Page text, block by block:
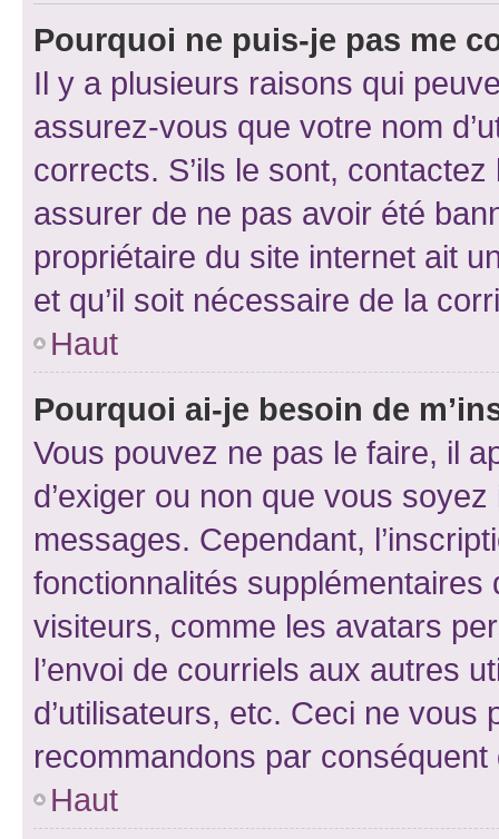
Pourquoi ne puis-je pas me
Il y a plusieurs raisons qui
assurez-vous que votre nom
corrects. S’ils le sont,
assurer de ne pas avoir été
propriétaire du site internet ait
et qu’il soit nécessaire de la
Haut
Pourquoi ai-je besoin de
Vous pouvez ne pas le faire, il
d’exiger ou non que vous
messages. Cependant,
fonctionnalités
visiteurs, comme les avatars
l’envoi de courriels aux autres
d’utilisateurs, etc. Ceci ne vous
recommandons par conséquent
Haut